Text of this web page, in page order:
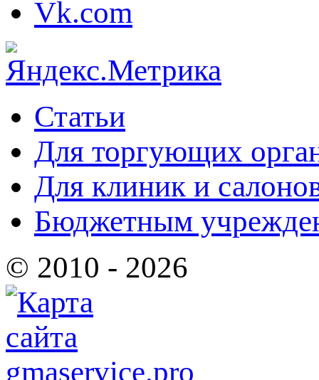
Статьи
Для торгующих
Для клиник и
Бюджетным
© 2010 - 2026